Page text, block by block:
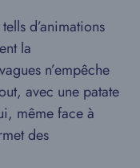
d’animations
la
n’empêche
avec une patate
même face à
des